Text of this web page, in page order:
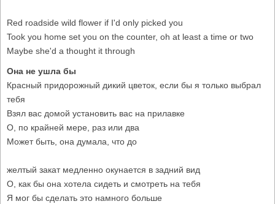
Red roadside wild flower if I'd only picked you
Took you home set you on the counter, oh at least a time or two
Maybe she'd a thought it through
Она не ушла бы
Красный придорожный дикий цветок, если бы я только выбрал
тебя
Взял вас домой установить вас на прилавке
О, по крайней мере, раз или два
Может быть, она думала, что до
желтый закат медленно окунается в задний вид
О, как бы она хотела сидеть и смотреть на тебя
Я мог бы сделать это намного больше